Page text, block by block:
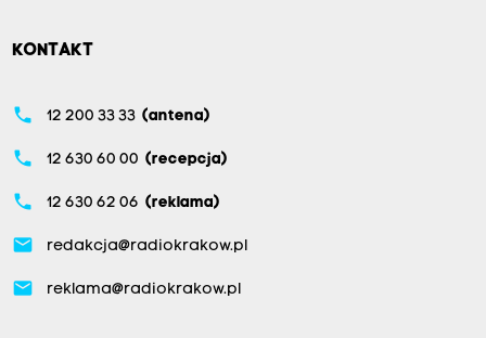
KONTAKT
phone 12 200 33 33 (antena)
phone 12 630 60 00 (recepcja)
phone 12 630 62 06 (reklama)
email redakcja@radiokrakow.pl
email reklama@radiokrakow.pl